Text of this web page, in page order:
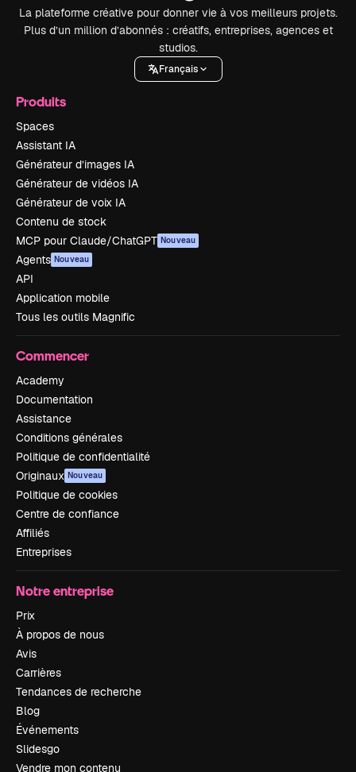
La plateforme créative pour donner vie à vos meilleurs projets.
Plus d’un million d’abonnés : créatifs, entreprises, agences et
studios.
Français
Produits
Spaces
Assistant IA
Générateur d’images IA
Générateur de vidéos IA
Générateur de voix IA
Contenu de stock
MCP pour Claude/ChatGPT Nouveau
Agents Nouveau
API
Application mobile
Tous les outils Magnific
Commencer
Academy
Documentation
Assistance
Conditions générales
Politique de confidentialité
Originaux Nouveau
Politique de cookies
Centre de confiance
Affiliés
Entreprises
Notre entreprise
Prix
À propos de nous
Avis
Carrières
Tendances de recherche
Blog
Événements
Slidesgo
Vendre mon contenu